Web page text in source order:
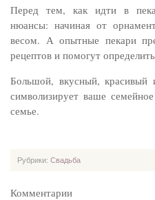
Перед тем, как идти в
нюансы: начиная от
весом. А опытные пекари
рецептов и помогут
Большой, вкусный, красивый
символизирует ваше
семье.
Рубрики: Свадьба
Комментарии